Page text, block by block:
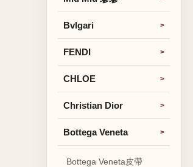
Bvlgari
FENDI
CHLOE
Christian Dior
Bottega Veneta
Bottega Veneta皮帶